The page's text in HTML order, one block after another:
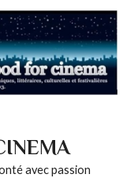
avec passion